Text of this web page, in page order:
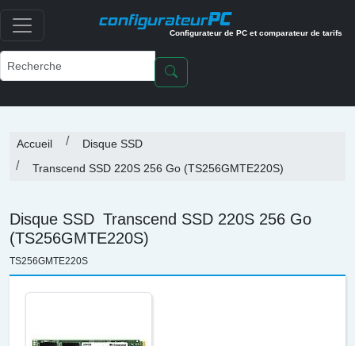
configurateurPC
Configurateur de PC et comparateur de tarifs
Accueil
Disque SSD
Transcend SSD 220S 256 Go (TS256GMTE220S)
Disque SSD Transcend SSD 220S 256 Go
(TS256GMTE220S)
TS256GMTE220S